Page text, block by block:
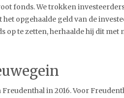
fonds. We trokken investeerders
opgehaalde geld van de
op te zetten, herhaalde hij dit
in 2016. Voor